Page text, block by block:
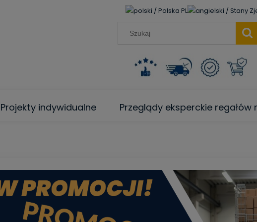
PL
Projekty indywidualne Przeglądy eksperckie